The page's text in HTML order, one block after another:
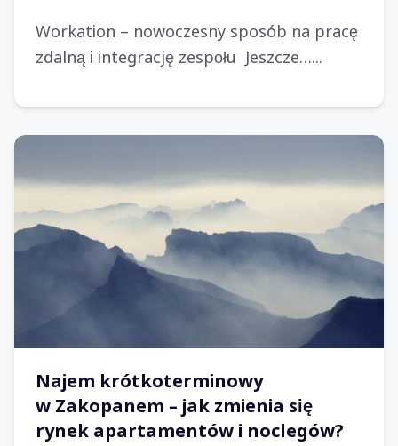
Workation – nowoczesny sposób na pracę
zdalną i integrację zespołu Jeszcze…...
Najem krótkoterminowy
w Zakopanem – jak zmienia się
rynek apartamentów i noclegów?